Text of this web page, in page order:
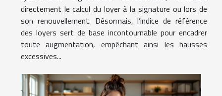
directement le calcul du loyer à la signature ou lors de
son renouvellement. Désormais, l’indice de référence
des loyers sert de base incontournable pour encadrer
toute augmentation, empêchant ainsi les hausses
excessives...